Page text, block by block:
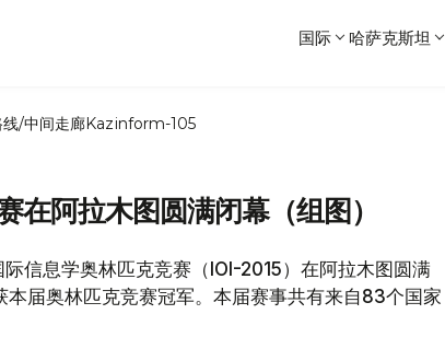
国际 哈萨克斯坦
/中间走廊Kazinform-105
在阿拉木图圆满闭幕（组图）
信息学奥林匹克竞赛（IOI-2015）在阿拉木图圆满
届奥林匹克竞赛冠军。本届赛事共有来自83个国家